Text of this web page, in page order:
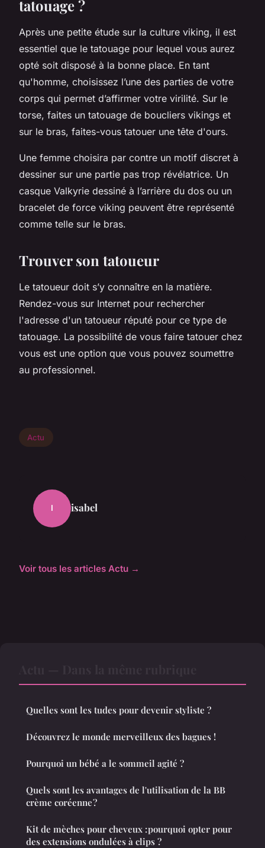
tatouage ?
Après une petite étude sur la culture viking, il est
essentiel que le tatouage pour lequel vous aurez
opté soit disposé à la bonne place. En tant
qu'homme, choisissez l’une des parties de votre
corps qui permet d’affirmer votre virilité. Sur le
torse, faites un tatouage de boucliers vikings et
sur le bras, faites-vous tatouer une tête d'ours.
Une femme choisira par contre un motif discret à
dessiner sur une partie pas trop révélatrice. Un
casque Valkyrie dessiné à l’arrière du dos ou un
bracelet de force viking peuvent être représenté
comme telle sur le bras.
Trouver son tatoueur
Le tatoueur doit s’y connaître en la matière.
Rendez-vous sur Internet pour rechercher
l'adresse d'un tatoueur réputé pour ce type de
tatouage. La possibilité de vous faire tatouer chez
vous est une option que vous pouvez soumettre
au professionnel.
Actu
I isabel
Voir tous les articles Actu →
Quelles sont les tudes pour devenir styliste ?
Découvrez le monde merveilleux des bagues !
Pourquoi un bébé a le sommeil agité ?
Quels sont les avantages de l'utilisation de la BB
crème coréenne ?
Kit de mèches pour cheveux : pourquoi opter pour
des extensions ondulées à clips ?